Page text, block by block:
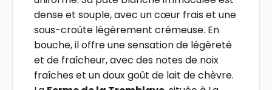
dense et souple, avec un cœur frais et une
sous-croûte légèrement crémeuse. En
bouche, il offre une sensation de légèreté
et de fraîcheur, avec des notes de noix
fraîches et un doux goût de lait de chèvre.